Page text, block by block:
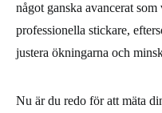
något ganska avancerat
professionella stickare,
justera ökningarna och
Nu är du redo för att mäta